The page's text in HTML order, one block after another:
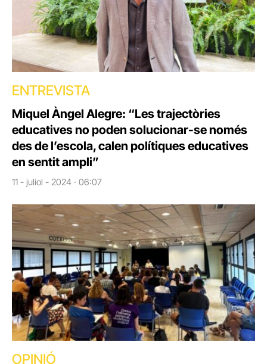
ENTREVISTA
Miquel Àngel Alegre: “Les trajectòries
educatives no poden solucionar-se només
des de l’escola, calen polítiques educatives
en sentit ampli”
11 - juliol - 2024 · 06:07
OPINIÓ